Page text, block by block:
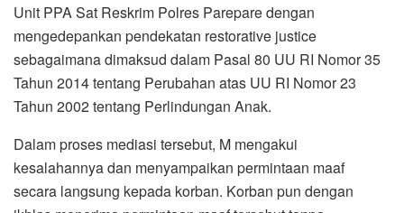
Unit PPA Sat Reskrim Polres Parepare dengan
mengedepankan pendekatan restorative justice
sebagaimana dimaksud dalam Pasal 80 UU RI Nomor 35
Tahun 2014 tentang Perubahan atas UU RI Nomor 23
Tahun 2002 tentang Perlindungan Anak.
Dalam proses mediasi tersebut, M mengakui
kesalahannya dan menyampaikan permintaan maaf
secara langsung kepada korban. Korban pun dengan